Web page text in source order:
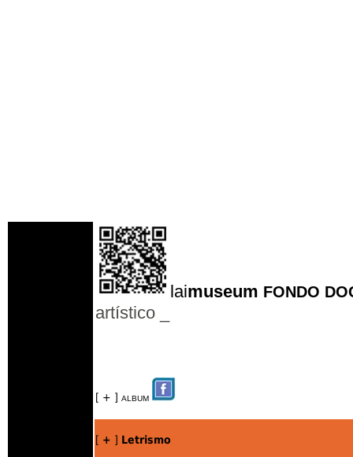
laimuseum FONDO
artístico _
[ + ] ALBUM
[ + ] Letrismo